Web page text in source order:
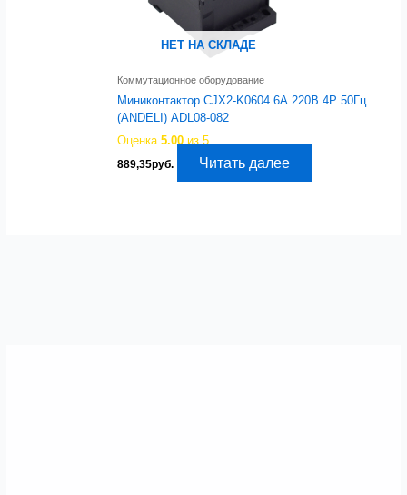
НЕТ НА СКЛАДЕ
Коммутационное оборудование
Миниконтактор CJX2-K0604 6А 220В 4Р 50Гц
(ANDELI) ADL08-082
Оценка5.00 из 5
889,35руб. Читать далее